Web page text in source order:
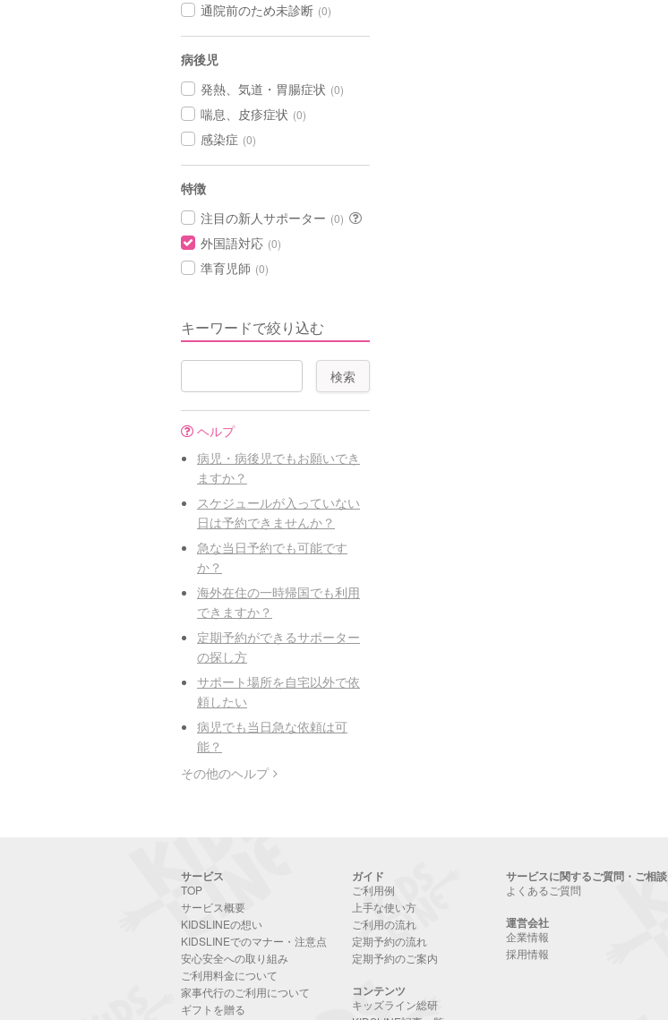
通院前のため未診断 (0)
病後児
発熱、気道・胃腸症状 (0)
喘息、皮疹症状 (0)
感染症 (0)
特徴
注目の新人サポーター (0)
外国語対応 (0)
準育児師 (0)
キーワードで絞り込む
ヘルプ
病児・病後児でもお願いでき
ますか？
スケジュールが入っていない
日は予約できませんか？
急な当日予約でも可能です
か？
海外在住の一時帰国でも利用
できますか？
定期予約ができるサポーター
の探し方
サポート場所を自宅以外で依
頼したい
病児でも当日急な依頼は可
能？
その他のヘルプ
サービス
TOP
サービス概要
KIDSLINEの想い
KIDSLINEでのマナー・注意点
安心安全への取り組み
ご利用料金について
家事代行のご利用について
ギフトを贈る
ガイド
ご利用例
上手な使い方
ご利用の流れ
定期予約の流れ
定期予約のご案内
コンテンツ
キッズライン総研
サービスに関するご質問・ご相談
よくあるご質問
運営会社
企業情報
採用情報